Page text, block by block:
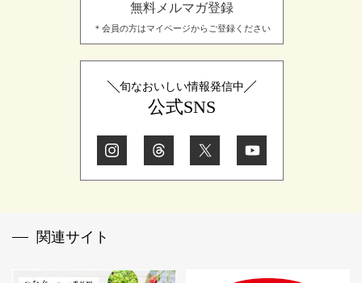
無料メルマガ登録
＊会員の方はマイページからご登録ください
旬なおいしい情報発信中
公式SNS
関連サイト